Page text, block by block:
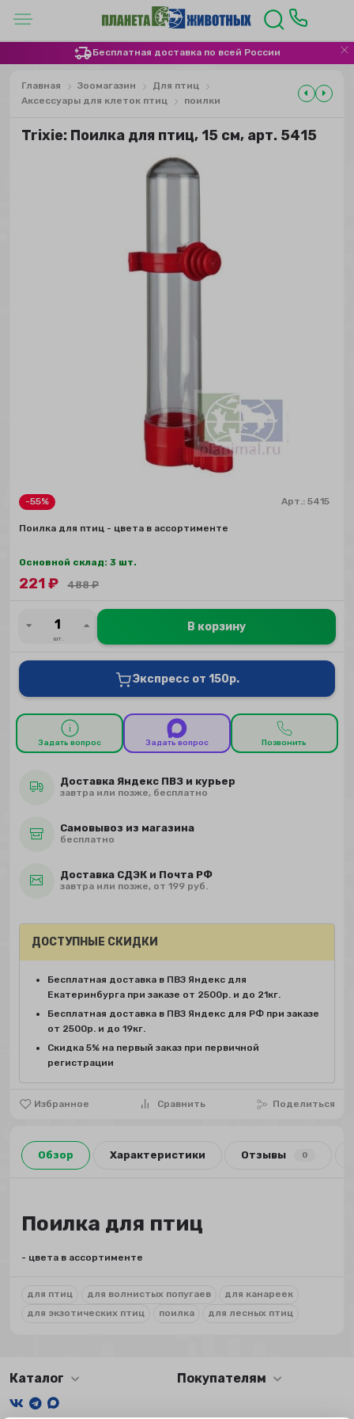
Бесплатная доставка по всей России
Главная Зоомагазин
Для птиц
Аксессуары для клеток птиц
поилки
Trixie: Поилка для птиц, 15 см, арт. 5415
-55% Арт.:5415
Поилка для птиц - цвета в ассортименте
Основной склад: 3 шт.
221₽ 488₽
шт.
В корзину
Экспресс от 150р.
Задать вопрос Задать вопрос Позвонить
Доставка Яндекс ПВЗ и курьер
завтра или позже, бесплатно
Самовывоз из магазина
бесплатно
Доставка СДЭК и Почта РФ
завтра или позже, от 199 руб.
Избранное Сравнить Поделиться
ДОСТУПНЫЕ СКИДКИ
Бесплатная доставка в ПВЗ Яндекс для
Екатеринбурга при заказе от 2500р. и до 21кг.
Бесплатная доставка в ПВЗ Яндекс для РФ при заказе
от 2500р. и до 19кг.
Скидка 5% на первый заказ при первичной
регистрации
Обзор Характеристики Отзывы 0
Поилка для птиц
- цвета в ассортименте
для птиц для волнистых попугаев
для канареек
для экзотических птиц
поилка для лесных птиц
Каталог Покупателям